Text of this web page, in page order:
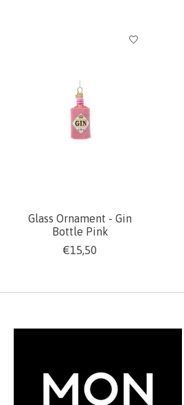
Glass Ornament - Gin
Bottle Pink
€15,50